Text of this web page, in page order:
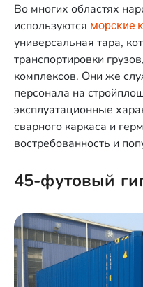
Во многих областях
используются морские
универсальная тара,
транспортировки
комплексов. Они же
персонала на
эксплуатационные
сварного каркаса и
востребованность и
45-футовый